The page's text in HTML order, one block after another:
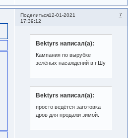
Поделиться 7
12-01-2021
17:39:12
Bektyrs написал(а):
Кампания по вырубке
зелёных насаждений в г.Шу
Bektyrs написал(а):
просто ведётся заготовка
дров для продажи зимой.